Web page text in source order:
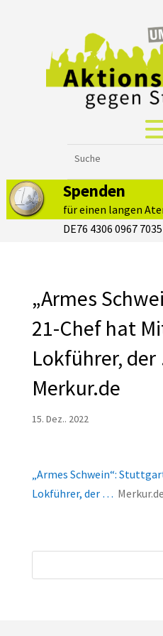
Spenden
für einen langen
DE76 4306 0967
„Armes
21-Chef hat
Lokführer,
Merkur.de
15. Dez.. 2022
„Armes Schwein“:
Lokführer, der … Merkur.de